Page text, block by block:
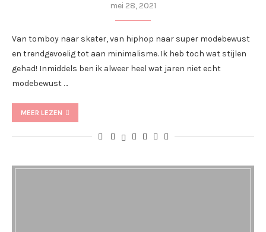
mei 28, 2021
Van tomboy naar skater, van hiphop naar super modebewust
en trendgevoelig tot aan minimalisme. Ik heb toch wat stijlen
gehad! Inmiddels ben ik alweer heel wat jaren niet echt
modebewust …
MEER LEZEN